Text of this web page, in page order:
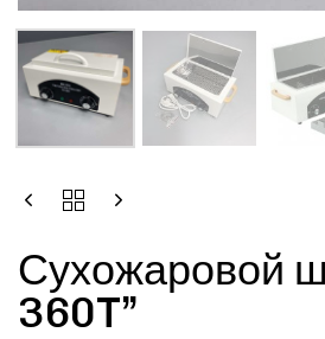
Сухожаровой
360T”